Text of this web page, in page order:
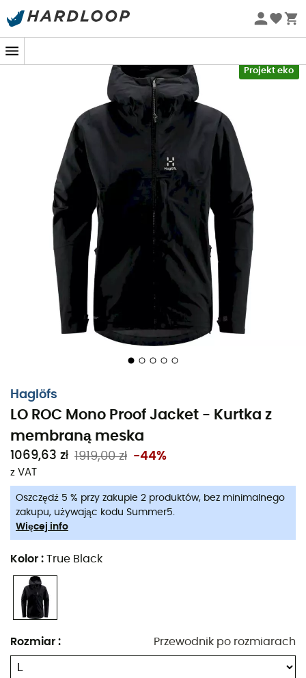
Letnie promocje 🔥 -5% DODATKOWO przy zakupie 2
Projekt eko
Haglöfs
LO ROC Mono Proof Jacket - Kurtka z
membraną meska
1069,63 zł 1919,00 zł -44%
z VAT
Oszczędź 5 % przy zakupie 2 produktów, bez minimalnego
zakupu, używając kodu Summer5.
Więcej info
Kolor : True Black
Rozmiar : Przewodnik po rozmiarach